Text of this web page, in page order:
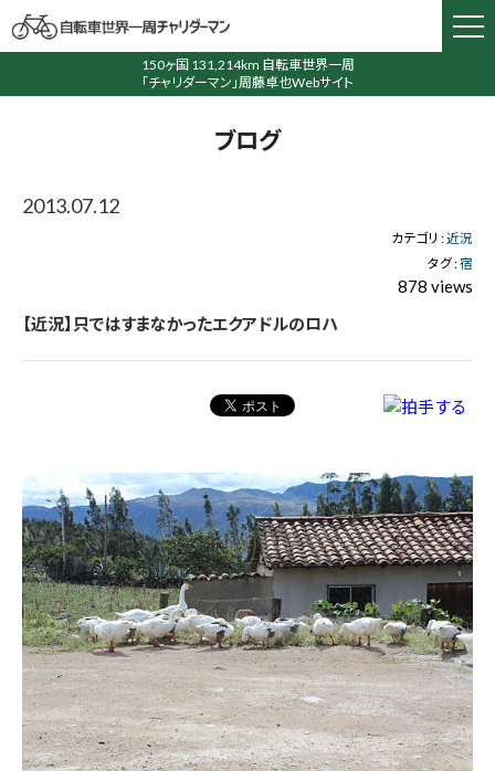
150ヶ国 131,214km 自転車世界一周
「チャリダーマン」周藤卓也Webサイト
ブログ
2013.07.12
カテゴリ :近況
タグ :宿
878 views
【近況】只ではすまなかったエクアドルのロハ